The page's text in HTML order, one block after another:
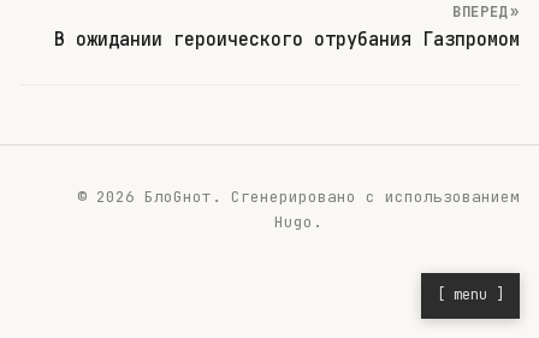
ВПЕРЕД »
В ожидании героического отрубания Газпромом
[ menu ]
© 2026 БлоGнот. Сгенерировано с использованием
Hugo .